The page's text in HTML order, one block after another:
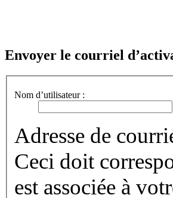
Envoyer le courriel
Nom d’utilisateur :
Adresse de
Ceci doit
est associée à